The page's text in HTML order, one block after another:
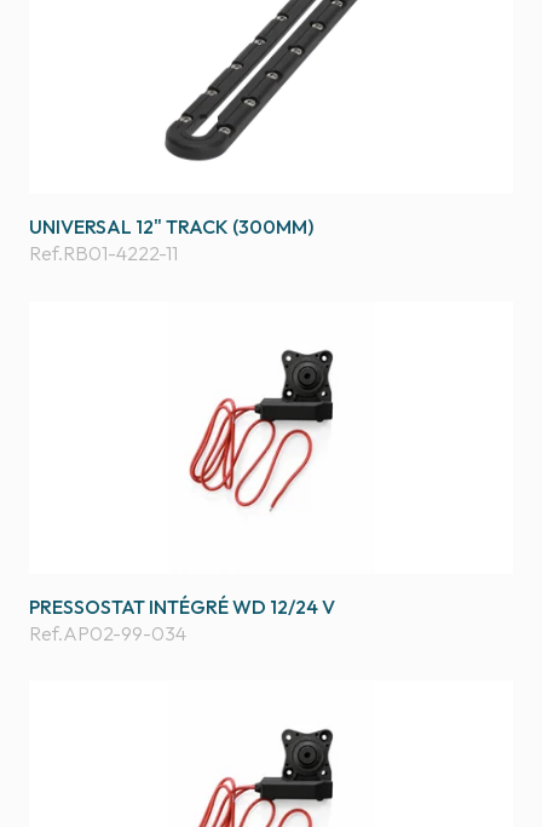
UNIVERSAL 12" TRACK (300MM)
Ref.RB01-4222-11
PRESSOSTAT INTÉGRÉ WD 12/24 V
Ref.AP02-99-034